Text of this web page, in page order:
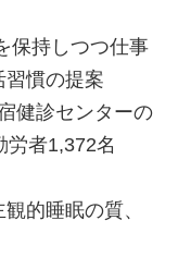
保持しつつ仕事
習慣の提案
健診センターの
労者1,372名
的睡眠の質、